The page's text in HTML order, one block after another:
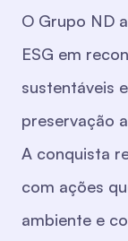
O Grupo ND
ESG em
sustentáveis
preservação
A conquista
com ações
ambiente e